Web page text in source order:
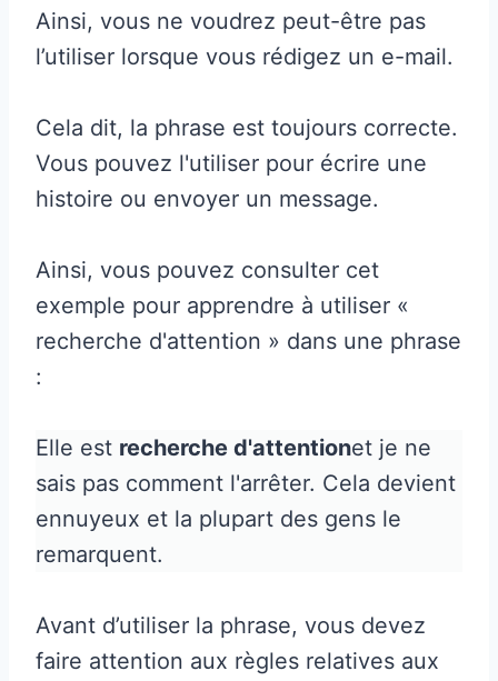
Ainsi, vous ne voudrez peut-être pas
l’utiliser lorsque vous rédigez un e-mail.
Cela dit, la phrase est toujours correcte.
Vous pouvez l'utiliser pour écrire une
histoire ou envoyer un message.
Ainsi, vous pouvez consulter cet
exemple pour apprendre à utiliser «
recherche d'attention » dans une phrase
:
Elle est recherche d'attentionet je ne
sais pas comment l'arrêter. Cela devient
ennuyeux et la plupart des gens le
remarquent.
Avant d’utiliser la phrase, vous devez
faire attention aux règles relatives aux